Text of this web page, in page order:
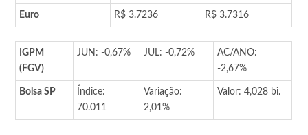
Euro R$ 3.7236 R$ 3.7316
IGPM
(FGV)
JUN: -0,67% JUL: -0,72%
AC/ANO:
-2,67%
Bolsa SP
Índice:
70.011
Variação:
2,01%
Valor: 4,028 bi.